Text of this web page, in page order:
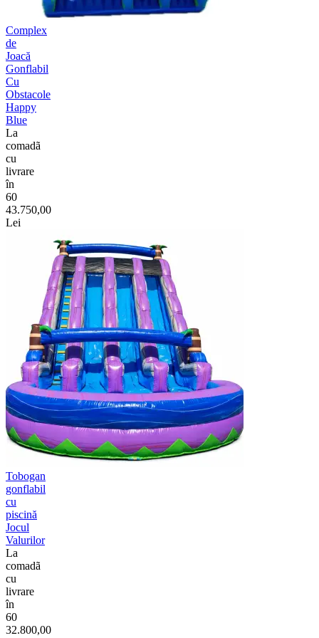
Complex
de
Joacă
Gonflabil
Cu
Obstacole
Happy
Blue
La
comadã
cu
livrare
în
60
43.750,00
Lei
Tobogan
gonflabil
cu
piscină
Jocul
Valurilor
La
comadã
cu
livrare
în
60
32.800,00